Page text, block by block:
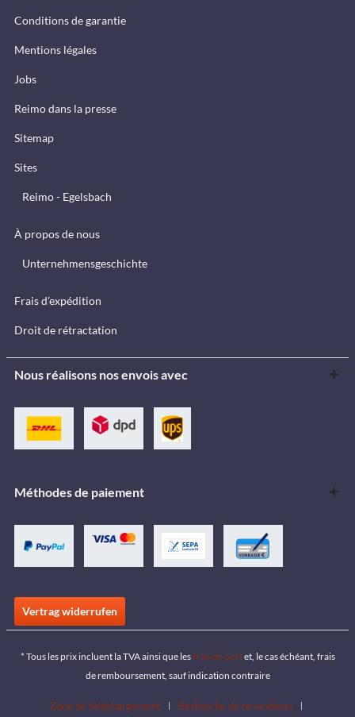
Conditions de garantie
Mentions légales
Jobs
Reimo dans la presse
Sitemap
Sites
Reimo - Egelsbach
À propos de nous
Unternehmensgeschichte
Frais d'expédition
Droit de rétractation
Nous réalisons nos envois avec
Méthodes de paiement
Vertrag widerrufen
* Tous les prix incluent la TVA ainsi que lesfrais de portet, le cas échéant, frais
de remboursement, sauf indication contraire
Zone de téléchargement Recherche de revendeurs